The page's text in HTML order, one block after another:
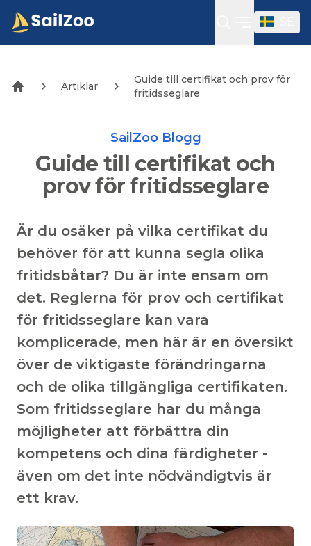
Öppna
Artiklar
Guide till certifikat och prov för
fritidsseglare
SailZoo Blogg
Guide till certifikat och
prov för fritidsseglare
Är du osäker på vilka certifikat du
behöver för att kunna segla olika
fritidsbåtar? Du är inte ensam om
det. Reglerna för prov och certifikat
för fritidsseglare kan vara
komplicerade, men här är en översikt
över de viktigaste förändringarna
och de olika tillgängliga certifikaten.
Som fritidsseglare har du många
möjligheter att förbättra din
kompetens och dina färdigheter -
även om det inte nödvändigtvis är
ett krav.